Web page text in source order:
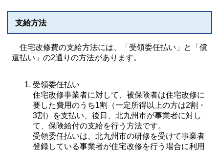
支給方法
住宅改修費の支給方法には、「受領委任払い」と「償
還払い」の2通りの方法があります。
受領委任払い
住宅改修事業者に対して、被保険者は住宅改修に
要した費用のうち1割（一定所得以上の方は2割・
3割）を支払い、後日、北九州市が事業者に対し
て、保険給付の支給を行う方法です。
受領委任払いは、北九州市の研修を受けて事業者
登録している事業者が住宅改修を行う場合に利用